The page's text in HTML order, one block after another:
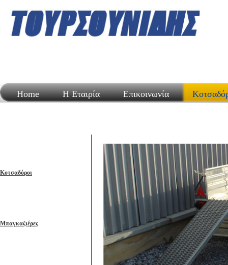
Home Η Εταιρία Επικοινωνία
Κοτσαδόροι
Μπαγκαζιέρες